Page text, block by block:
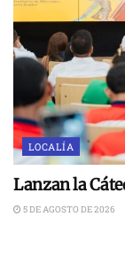
LOCALÍA
Lanzan la
5 DE AGOSTO DE 2026